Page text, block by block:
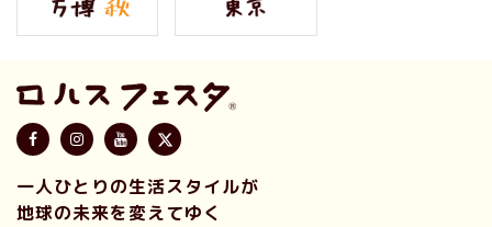
一人ひとりの生活スタイルが
地球の未来を変えてゆく